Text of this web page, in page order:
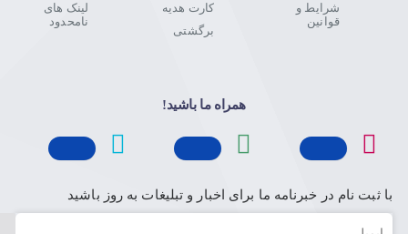
شرایط و
قوانین
کارت هدیه
برگشتی
لینک های
نامحدود
همراه ما باشید!
با ثبت نام در خبرنامه ما برای اخبار و تبلیغات به روز باشید
ایمیل